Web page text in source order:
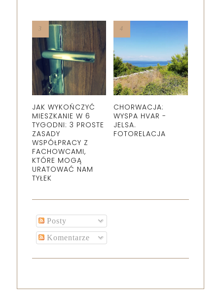
JAK WYKOŃCZYĆ
MIESZKANIE W 6
TYGODNI: 3 PROSTE
ZASADY
WSPÓŁPRACY Z
FACHOWCAMI,
KTÓRE MOGĄ
URATOWAĆ NAM
TYŁEK
CHORWACJA:
WYSPA HVAR -
JELSA.
FOTORELACJA
Posty
Komentarze